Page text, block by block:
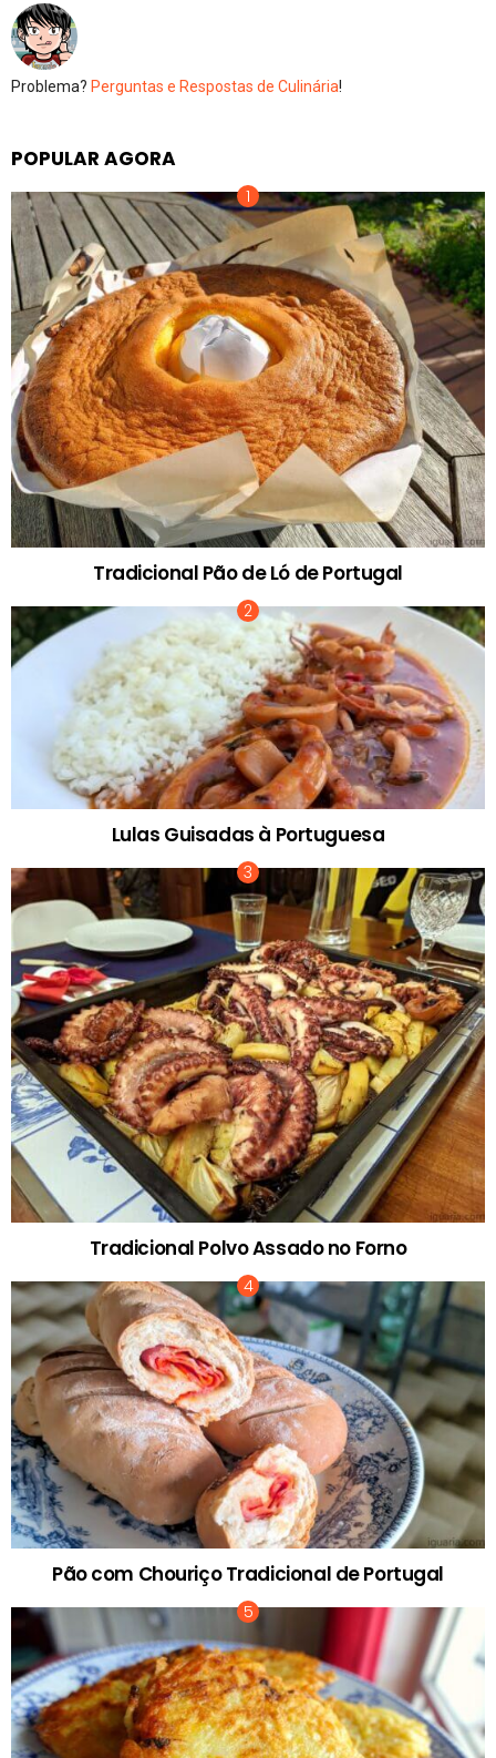
Problema? Perguntas e Respostas de Culinária!
POPULAR AGORA
Tradicional Pão de Ló de Portugal
Lulas Guisadas à Portuguesa
Tradicional Polvo Assado no Forno
Pão com Chouriço Tradicional de Portugal